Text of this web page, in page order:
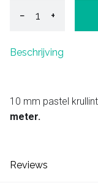
− +
Beschrijving
10 mm pastel
meter.
Reviews